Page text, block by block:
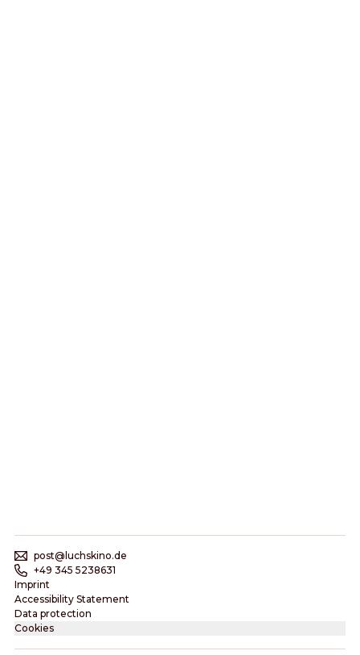
post@luchskino.de
+49 345 5238631
Imprint
Accessibility Statement
Data protection
Cookies